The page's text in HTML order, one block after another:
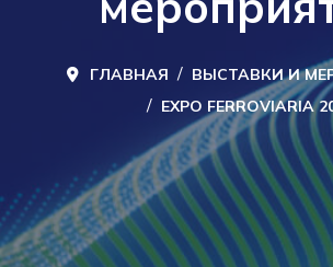
ГЛАВНАЯ
ВЫСТАВКИ И
EXPO FERROVIARIA